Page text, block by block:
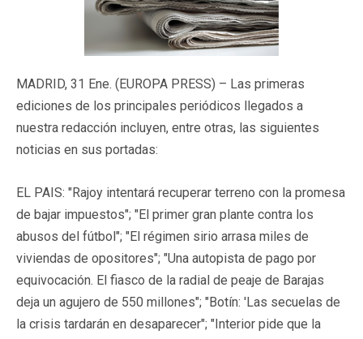
MADRID, 31 Ene. (EUROPA PRESS) – Las primeras
ediciones de los principales periódicos llegados a
nuestra redacción incluyen, entre otras, las siguientes
noticias en sus portadas:
EL PAIS: "Rajoy intentará recuperar terreno con la promesa
de bajar impuestos"; "El primer gran plante contra los
abusos del fútbol"; "El régimen sirio arrasa miles de
viviendas de opositores"; "Una autopista de pago por
equivocación. El fiasco de la radial de peaje de Barajas
deja un agujero de 550 millones"; "Botín: 'Las secuelas de
la crisis tardarán en desaparecer"; "Interior pide que la